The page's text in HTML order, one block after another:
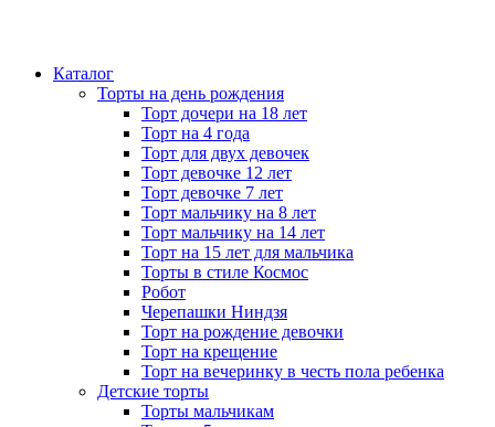
Каталог
Торты на день рождения
Торт дочери на 18 лет
Торт на 4 года
Торт для двух девочек
Торт девочке 12 лет
Торт девочке 7 лет
Торт мальчику на 8 лет
Торт мальчику на 14 лет
Торт на 15 лет для мальчика
Торты в стиле Космос
Робот
Черепашки Ниндзя
Торт на рождение девочки
Торт на крещение
Торт на вечеринку в честь пола ребенка
Детские торты
Торты мальчикам